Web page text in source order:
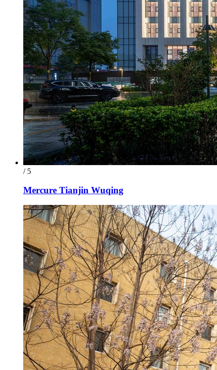
/ 5
Mercure Tianjin Wuqing